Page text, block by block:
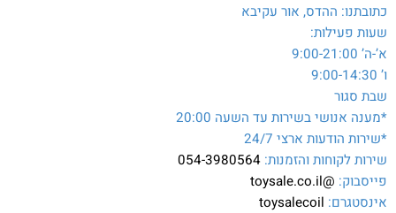
כתובתנו: ההדס, אור עקיבא
שעות פעילות:
א’-ה’ 9:00-21:00
ו’ 9:00-14:30
שבת סגור
*מענה אנושי בשירות עד השעה 20:00
*שירות הודעות ארצי 24/7
שירות לקוחות והזמנות: 054-3980564
פייסבוק: @toysale.co.il
אינסטגרם: toysalecoil